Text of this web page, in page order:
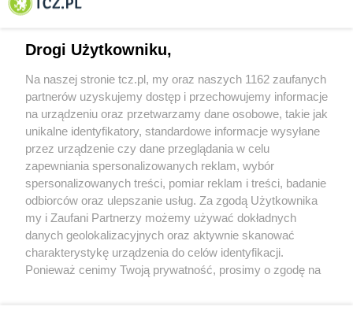
O FIRMIE POLITYKA PRYWATNOŚCI HOSTING
REKLAMA WSPÓŁPRACA RSS FACEBOOK KONTAKT
Nasze serwisy
Aktualności
Tcz24
Muzyka i kultura
Archiwum wydarzeń
Drogi Użytkowniku,
Na naszej stronie tcz.pl, my oraz naszych 1162 zaufanych
partnerów uzyskujemy dostęp i przechowujemy informacje
na urządzeniu oraz przetwarzamy dane osobowe, takie jak
unikalne identyfikatory, standardowe informacje wysyłane
przez urządzenie czy dane przeglądania w celu
zapewniania spersonalizowanych reklam, wybór
spersonalizowanych treści, pomiar reklam i treści, badanie
odbiorców oraz ulepszanie usług. Za zgodą Użytkownika
my i Zaufani Partnerzy możemy używać dokładnych
danych geolokalizacyjnych oraz aktywnie skanować
charakterystykę urządzenia do celów identyfikacji.
Ponieważ cenimy Twoją prywatność, prosimy o zgodę na